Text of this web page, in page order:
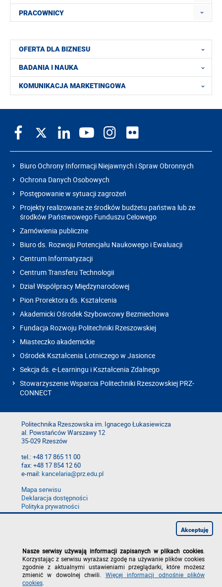
PRACOWNICY
OFERTA DLA BIZNESU
BADANIA I NAUKA
KOMUNIKACJA MARKETINGOWA
Biuro Ochrony Informacji Niejawnych i Spraw Obronnych
Ochrona Danych Osobowych
Postępowanie w sytuacji zagrożeń
Projekty realizowane ze środków budżetu państwa lub ze
środków Państwowego Funduszu Celowego
Zamówienia publiczne
Biuro ds. Rozwoju Potencjału Naukowego i Ewaluacji
Centrum Informatyzacji
Centrum Transferu Technologii
Dział Współpracy Międzynarodowej
Pion Prorektora ds. Kształcenia
Akademicki Ośrodek Szybowcowy Bezmiechowa
Fundacja Rozwoju Politechniki Rzeszowskiej
Miasteczko akademickie
Ośrodek Kształcenia Lotniczego w Jasionce
Sekcja ds. e-Learningu i Kształcenia Zdalnego
Stowarzyszenie Wsparcia Politechniki Rzeszowskiej PRZ-
CONNECT
Politechnika Rzeszowska im. Ignacego Łukasiewicza
al. Powstańców Warszawy 12
35-029 Rzeszów
tel.: +48 17 865 11 00
fax: +48 17 854 12 60
e-mail:kancelaria@prz.edu.pl
Mapa serwisu
Deklaracja dostępności
Polityka prywatności
Zgłoś błąd na stronie
Nasze serwisy używają informacji zapisanych w plikach cookies
Korzystając z serwisu wyrażasz zgodę na używanie plików cookies
zgodnie z aktualnymi ustawieniami przeglądarki, które możesz
zmienić w dowolnej chwili. Więcej informacji odnośnie plików
cookies
Akceptuję